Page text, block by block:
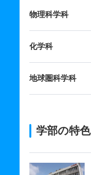
物理科学科
化学科
地球圏科学科
学部の特色